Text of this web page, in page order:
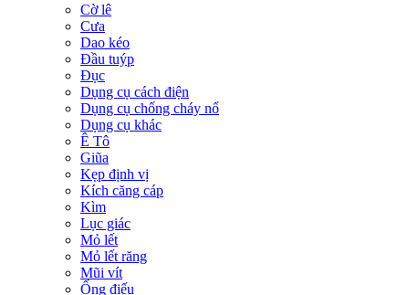
Cờ lê
Cưa
Dao kéo
Đầu tuýp
Đục
Dụng cụ cách điện
Dụng cụ chống cháy nổ
Dụng cụ khác
Ê Tô
Giũa
Kẹp định vị
Kích căng cáp
Kìm
Lục giác
Mỏ lết
Mỏ lết răng
Mũi vít
Ống điếu